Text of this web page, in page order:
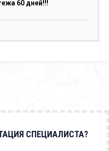
60 дней!!!
СПЕЦИАЛИСТА?